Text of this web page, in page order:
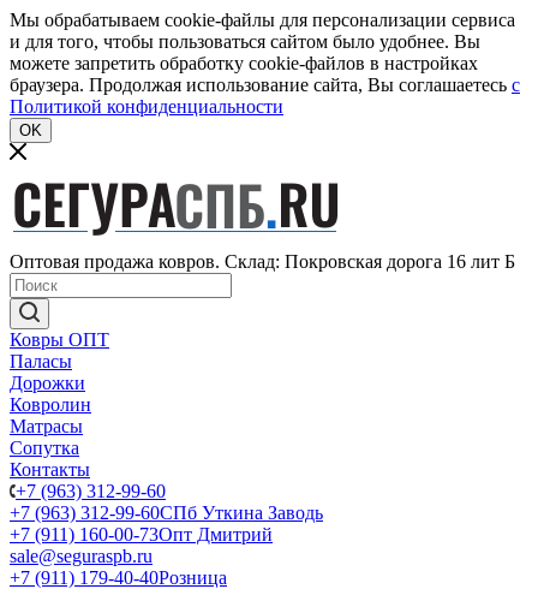
Мы обрабатываем cookie-файлы для персонализации сервиса
и для того, чтобы пользоваться сайтом было удобнее. Вы
можете запретить обработку cookie-файлов в настройках
браузера. Продолжая использование сайта, Вы соглашаетесь c
Политикой конфиденциальности
OK
Оптовая продажа ковров. Склад: Покровская дорога 16 лит Б
Ковры ОПТ
Паласы
Дорожки
Ковролин
Матрасы
Сопутка
Контакты
+7 (963) 312-99-60
+7 (963) 312-99-60СПб Уткина Заводь
+7 (911) 160-00-73Опт Дмитрий
sale@seguraspb.ru
+7 (911) 179-40-40Розница